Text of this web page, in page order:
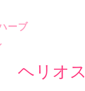
ーブ
ヘリオス